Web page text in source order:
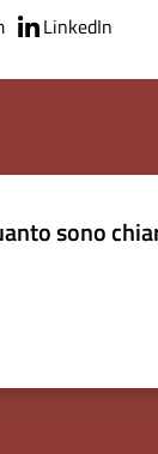
LinkedIn
sono